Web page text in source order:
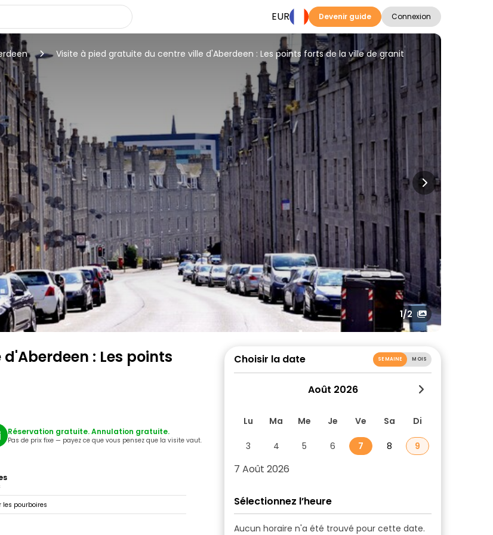
EUR Devenir guide Connexion
Visite à pied gratuite du centre ville d'Aberdeen : Les points forts de la ville de granit
1/2
: Les points
les pourboires
Réservation gratuite. Annulation gratuite.
Pas de prix fixe — payez ce que vous pensez que la visite vaut.
Choisir la date SEMAINE MOIS
Août 2026
Lu Ma Me Je Ve Sa Di
3 4 5 6 7 8 9
7 Août 2026
Sélectionnez l’heure
Aucun horaire n'a été trouvé pour cette date.